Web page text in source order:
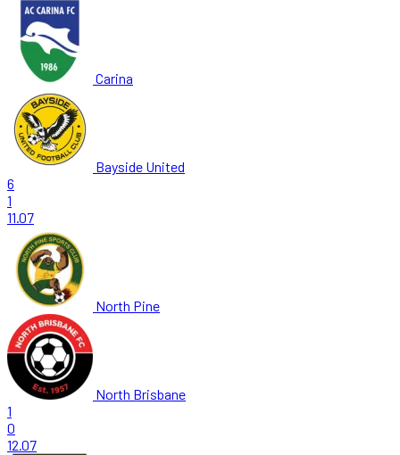
Carina
Bayside United
6
1
11.07
North Pine
North Brisbane
1
0
12.07